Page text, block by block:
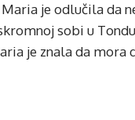
je odlučila da
sobi u
je znala da mora